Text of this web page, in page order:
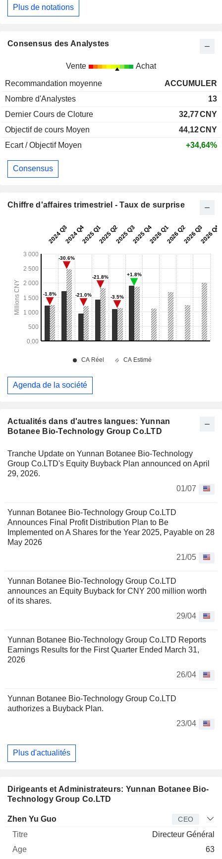
Actualités dans d'autres langues: Yunnan
Botanee Bio-Technology Group Co.LTD
Tranche Update on Yunnan Botanee Bio-Technology
Group Co.LTD's Equity Buyback Plan announced on April
29, 2026.
01/07
Yunnan Botanee Bio-Technology Group Co.LTD
Announces Final Profit Distribution Plan to Be
Implemented on A Shares for the Year 2025, Payable on 28
May 2026
21/05
Yunnan Botanee Bio-Technology Group Co.LTD
announces an Equity Buyback for CNY 200 million worth
of its shares.
29/04
Yunnan Botanee Bio-Technology Group Co.LTD Reports
Earnings Results for the First Quarter Ended March 31,
2026
26/04
Yunnan Botanee Bio-Technology Group Co.LTD
authorizes a Buyback Plan.
23/04
Plus d'actualités
Dirigeants et Administrateurs: Yunnan Botanee Bio-
Technology Group Co.LTD
Dirigeant Titre
Zhen Yu Guo CEO
Directeur Général
63
Plus de notations
Consensus des Analystes
Vente Achat
Recommandation moyenne
ACCUMULER
Nombre d'Analystes
13
Dernier Cours de Cloture
32,77CNY
Objectif de cours Moyen
44,12CNY
Ecart / Objectif Moyen
+34,64%
Consensus
Chiffre d'affaires trimestriel - Taux de surprise
Agenda de la société